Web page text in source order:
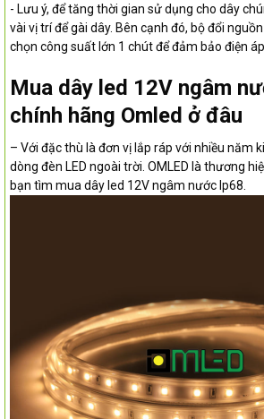
- Lưu ý, để tăng thời gian sử dụng cho dây
vài vị trí để gài dây. Bên cạnh đó, bộ đổi
chọn công suất lớn 1 chút để đảm bảo điện
Mua dây led 12V ngâm
chính hãng Omled ở đâu
– Với đặc thù là đơn vị lắp ráp với nhiều năm
dòng đèn LED ngoài trời. OMLED là thương
bạn tìm mua dây led 12V ngâm nước Ip68.